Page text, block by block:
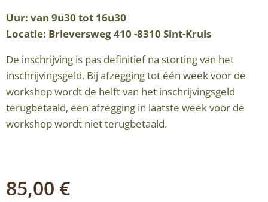
Uur: van 9u30 tot 16u30
Locatie: Brieversweg 410 -8310 Sint-Kruis
De inschrijving is pas definitief na storting van het
inschrijvingsgeld. Bij afzegging tot één week voor de
workshop wordt de helft van het inschrijvingsgeld
terugbetaald, een afzegging in laatste week voor de
workshop wordt niet terugbetaald.
85,00 €